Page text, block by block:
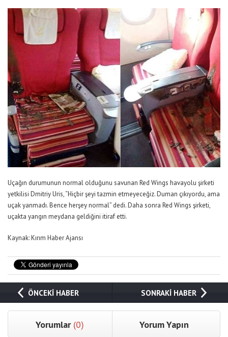
Uçağın durumunun normal olduğunu savunan Red Wings havayolu şirketi
yetkilisi Dmitriy Uris, “Hiçbir şeyi tazmin etmeyeceğiz. Duman çıkıyordu, ama
uçak yanmadı. Bence herşey normal” dedi. Daha sonra Red Wings şirketi,
uçakta yangın meydana geldiğini itiraf etti.
Kaynak: Kırım Haber Ajansı
ÖNCEKİ HABER SONRAKİ HABER
Yorumlar (0) Yorum Yapın